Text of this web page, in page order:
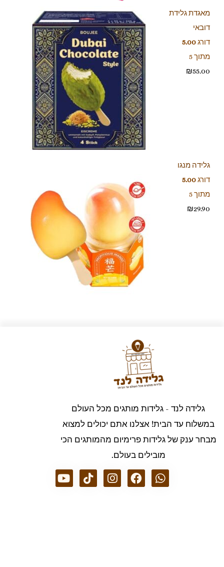
מאגדת גלידת
דובאי
דורג5.00
מתוך 5
₪55.00
גלידה מנגו
דורג5.00
מתוך 5
₪29.90
גלידה לנד - גלידות מותגים מכל העולם
במשלוח עד הבית! אצלנו אתם יכולים למצוא
מבחר ענק של גלידות פרימיום מהמותגים הכי
מובילים בעולם.